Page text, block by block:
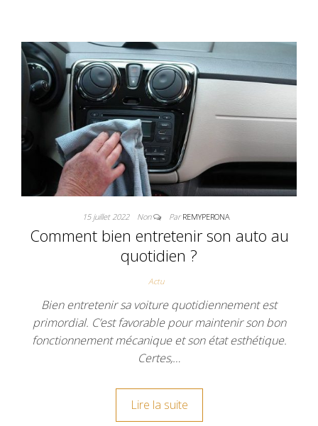
15 juillet 2022 Non ParREMYPERONA
Comment bien entretenir son auto au
quotidien ?
Actu
Bien entretenir sa voiture quotidiennement est
primordial. C’est favorable pour maintenir son bon
fonctionnement mécanique et son état esthétique.
Certes,…
Lire la suite